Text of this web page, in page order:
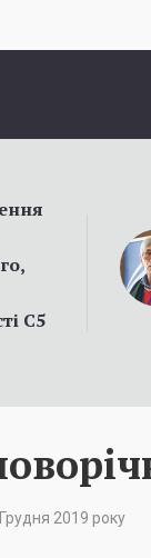
С5
2019 року